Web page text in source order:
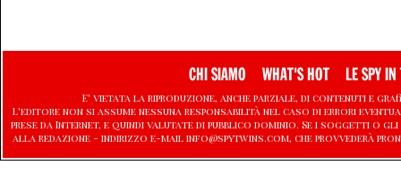
CHI SIAMO WHAT'S HOT LE SPY IN
E' vietata la riproduzione, anche parziale, di contenuti e
L'editore non si assume nessuna responsabilità nel caso di errori
prese da Internet, e quindi valutate di pubblico dominio. Se i soggetti
alla redazione - indirizzo e-mail info@spytwins.com, che provvederà